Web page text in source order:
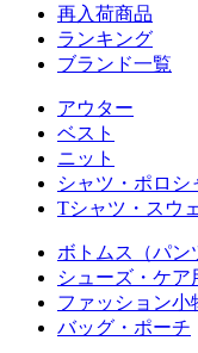
再入荷商品
ランキング
ブランド一覧
アウター
ベスト
ニット
シャツ・ポロシ
Tシャツ・スウ
ボトムス（パン
シューズ・ケア
ファッション小
バッグ・ポーチ